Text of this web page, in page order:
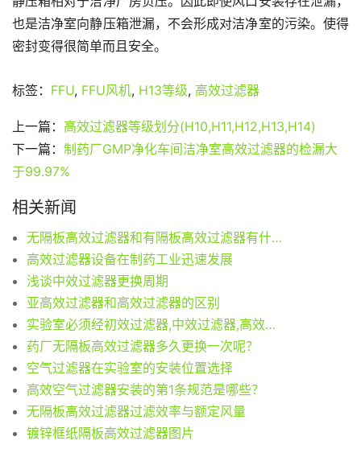
也是洁净室向静压箱泄漏，不会形成对洁净室的污染。使得
密封变得很简单而且安全。
标签： FFU, FFU风机, H13等级, 高效过滤器
上一篇： 高效过滤器等级划分(H10,H11,H12,H13,H14)
下一篇： 制药厂GMP净化车间洁净室高效过滤器的检漏大
于99.97%
相关新闻
无隔板高效过滤器和有隔板高效过滤器有什么区别
高效过滤器设备在制药工业迅速发展
浅谈中效过滤器更换周期
亚高效过滤器和高效过滤器的区别
实验室必须经初效过滤器,中效过滤器,高效过滤器三级过滤
药厂无隔板高效过滤器多久更换一次呢？
空气过滤器在实验室的安装位置选择
高效空气过滤器安装的第1条规范是哪些？
无隔板高效过滤器过滤效率与额定风量
镀锌框纸隔板高效过滤器图片